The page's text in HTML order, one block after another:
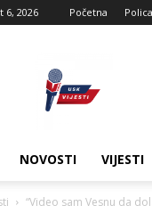
6, 2026 Početna
NOVOSTI VIJESTI
“Video sam Vesnu da